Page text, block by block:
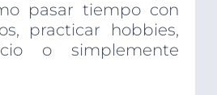
pasar tiempo con
practicar hobbies,
o simplemente